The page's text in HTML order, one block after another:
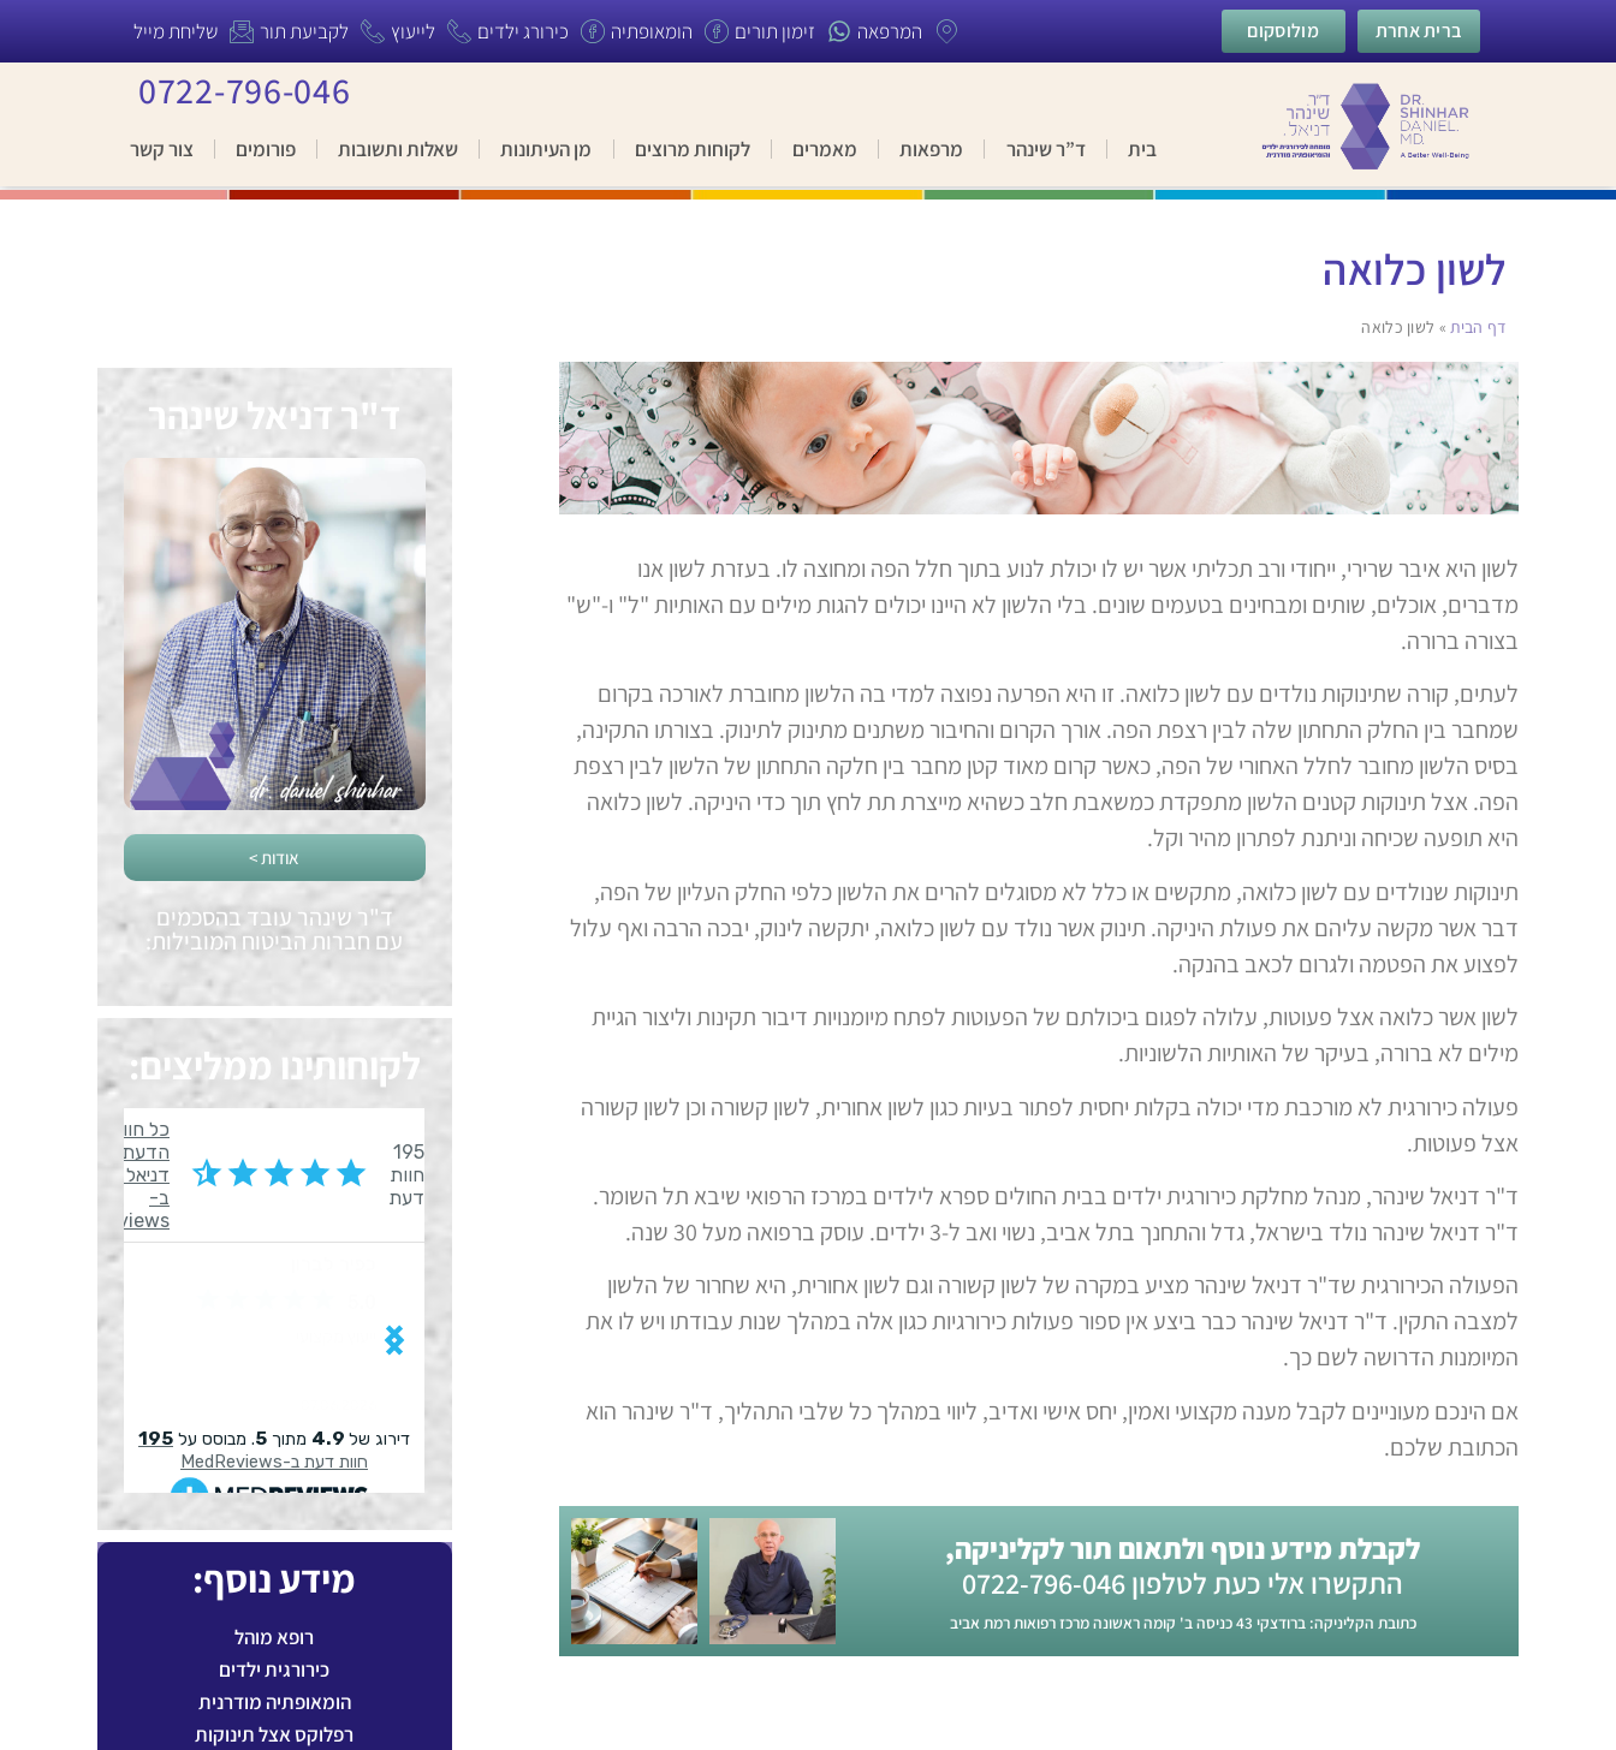
ברית אחרת מולוסקום המרפאה זימון תורים הומאופתיה כירורג ילדים לייעוץ לקביעת תור שליחת מייל
0722-796-046
בית ד”ר שינהר מרפאות מאמרים לקוחות מרוצים מן העיתונות שאלות ותשובות פורומים צור קשר
לשון כלואה
דף הבית» לשון כלואה
לשון היא איבר שרירי, ייחודי ורב תכליתי אשר יש לו יכולת לנוע בתוך חלל הפה ומחוצה לו. בעזרת לשון אנו
מדברים, אוכלים, שותים ומבחינים בטעמים שונים. בלי הלשון לא היינו יכולים להגות מילים עם האותיות "ל" ו-"ש"
בצורה ברורה.
לעתים, קורה שתינוקות נולדים עם לשון כלואה. זו היא הפרעה נפוצה למדי בה הלשון מחוברת לאורכה בקרום
שמחבר בין החלק התחתון שלה לבין רצפת הפה. אורך הקרום והחיבור משתנים מתינוק לתינוק. בצורתו התקינה,
בסיס הלשון מחובר לחלל האחורי של הפה, כאשר קרום מאוד קטן מחבר בין חלקה התחתון של הלשון לבין רצפת
הפה. אצל תינוקות קטנים הלשון מתפקדת כמשאבת חלב כשהיא מייצרת תת לחץ תוך כדי היניקה. לשון כלואה
היא תופעה שכיחה וניתנת לפתרון מהיר וקל.
תינוקות שנולדים עם לשון כלואה, מתקשים או כלל לא מסוגלים להרים את הלשון כלפי החלק העליון של הפה,
דבר אשר מקשה עליהם את פעולת היניקה. תינוק אשר נולד עם לשון כלואה, יתקשה לינוק, יבכה הרבה ואף עלול
לפצוע את הפטמה ולגרום לכאב בהנקה.
לשון אשר כלואה אצל פעוטות, עלולה לפגום ביכולתם של הפעוטות לפתח מיומנויות דיבור תקינות וליצור הגיית
מילים לא ברורה, בעיקר של האותיות הלשוניות.
פעולה כירורגית לא מורכבת מדי יכולה בקלות יחסית לפתור בעיות כגון לשון אחורית, לשון קשורה וכן לשון קשורה
אצל פעוטות.
ד"ר דניאל שינהר, מנהל מחלקת כירורגית ילדים בבית החולים ספרא לילדים במרכז הרפואי שיבא תל השומר.
ד"ר דניאל שינהר נולד בישראל, גדל והתחנך בתל אביב, נשוי ואב ל-3 ילדים. עוסק ברפואה מעל 30 שנה.
הפעולה הכירורגית שד"ר דניאל שינהר מציע במקרה של לשון קשורה וגם לשון אחורית, היא שחרור של הלשון
למצבה התקין. ד"ר דניאל שינהר כבר ביצע אין ספור פעולות כירורגיות כגון אלה במהלך שנות עבודתו ויש לו את
המיומנות הדרושה לשם כך.
אם הינכם מעוניינים לקבל מענה מקצועי ואמין, יחס אישי ואדיב, ליווי במהלך כל שלבי התהליך, ד"ר שינהר הוא
הכתובת שלכם.
לקבלת מידע נוסף ולתאום תור לקליניקה,
התקשרו אלי כעת לטלפון 0722-796-046
כתובת הקליניקה: ברודצקי 43 כניסה ב' קומה ראשונה מרכז רפואות רמת אביב
ד"ר דניאל שינהר
אודות >
ד"ר שינהר עובד בהסכמים
עם חברות הביטוח המובילות:
לקוחותינו ממליצים:
מידע נוסף:
רופא מוהל
כירורגית ילדים
הומאופתיה מודרנית
רפלוקס אצל תינוקות